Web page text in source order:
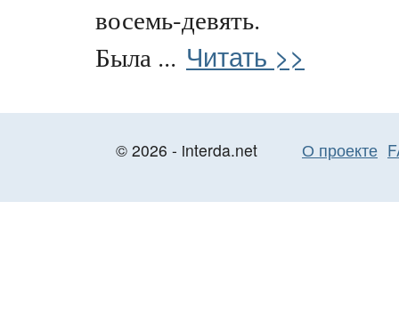
восемь-девять.
Была ... Читать >>
© 2026 - interda.net О проекте